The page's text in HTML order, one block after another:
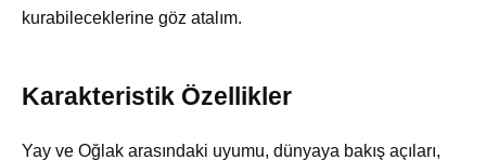
kurabileceklerine göz atalım.
Karakteristik Özellikler
Yay ve Oğlak arasındaki uyumu, dünyaya bakış açıları,